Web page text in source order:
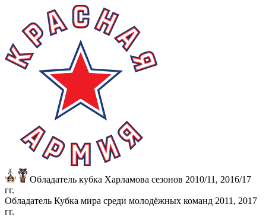
Обладатель кубка Харламова сезонов 2010/11, 2016/17
гг.
Обладатель Кубка мира среди молодёжных команд 2011, 2017
гг.